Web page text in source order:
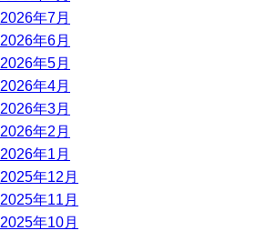
2026年7月
2026年6月
2026年5月
2026年4月
2026年3月
2026年2月
2026年1月
2025年12月
2025年11月
2025年10月